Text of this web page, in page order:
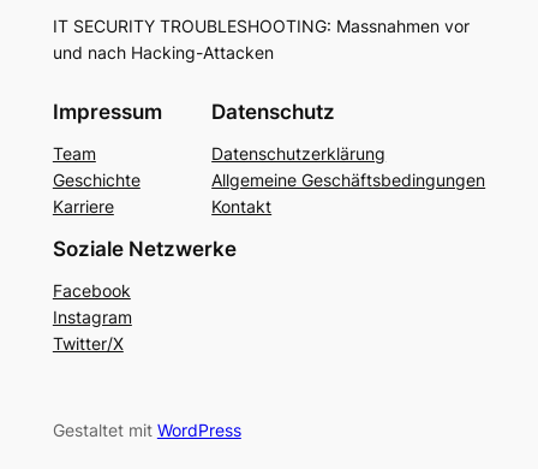
IT SECURITY TROUBLESHOOTING: Massnahmen vor
und nach Hacking-Attacken
Impressum
Team
Geschichte
Karriere
Datenschutz
Datenschutzerklärung
Allgemeine Geschäftsbedingungen
Kontakt
Soziale Netzwerke
Facebook
Instagram
Twitter/X
Gestaltet mit WordPress